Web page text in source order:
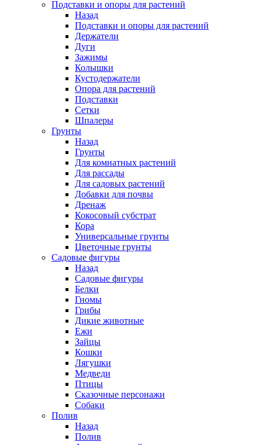
Подставки и опоры для растений
Назад
Подставки и опоры для растений
Держатели
Дуги
Зажимы
Колышки
Кустодержатели
Опора для растений
Подставки
Сетки
Шпалеры
Грунты
Назад
Грунты
Для комнатных растений
Для рассады
Для садовых растений
Добавки для почвы
Дренаж
Кокосовый субстрат
Кора
Универсальные грунты
Цветочные грунты
Садовые фигуры
Назад
Садовые фигуры
Белки
Гномы
Грибы
Дикие животные
Ежи
Зайцы
Кошки
Лягушки
Медведи
Птицы
Сказочные персонажи
Собаки
Полив
Назад
Полив